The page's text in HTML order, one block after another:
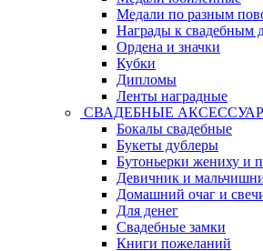
Медали по разным
Награды к свадебным
Ордена и значки
Кубки
Дипломы
Ленты наградные
СВАДЕБНЫЕ
Бокалы свадебные
Букеты дублеры
Бутоньерки жениху и
Девичник и
Домашний очаг и
Для денег
Свадебные замки
Книги пожеланий